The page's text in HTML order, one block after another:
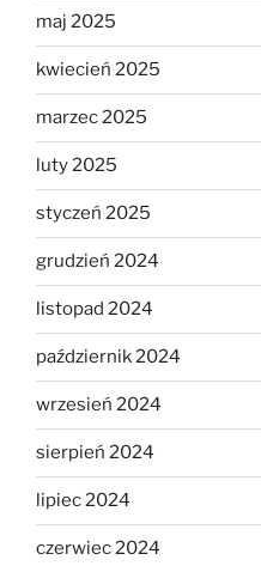
maj 2025
kwiecień 2025
marzec 2025
luty 2025
styczeń 2025
grudzień 2024
listopad 2024
październik 2024
wrzesień 2024
sierpień 2024
lipiec 2024
czerwiec 2024